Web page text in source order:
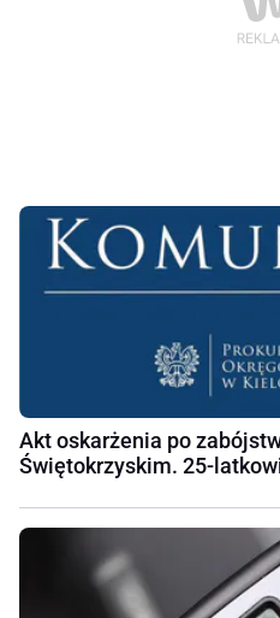
Akt oskarżenia po
Świętokrzyskim. 25-